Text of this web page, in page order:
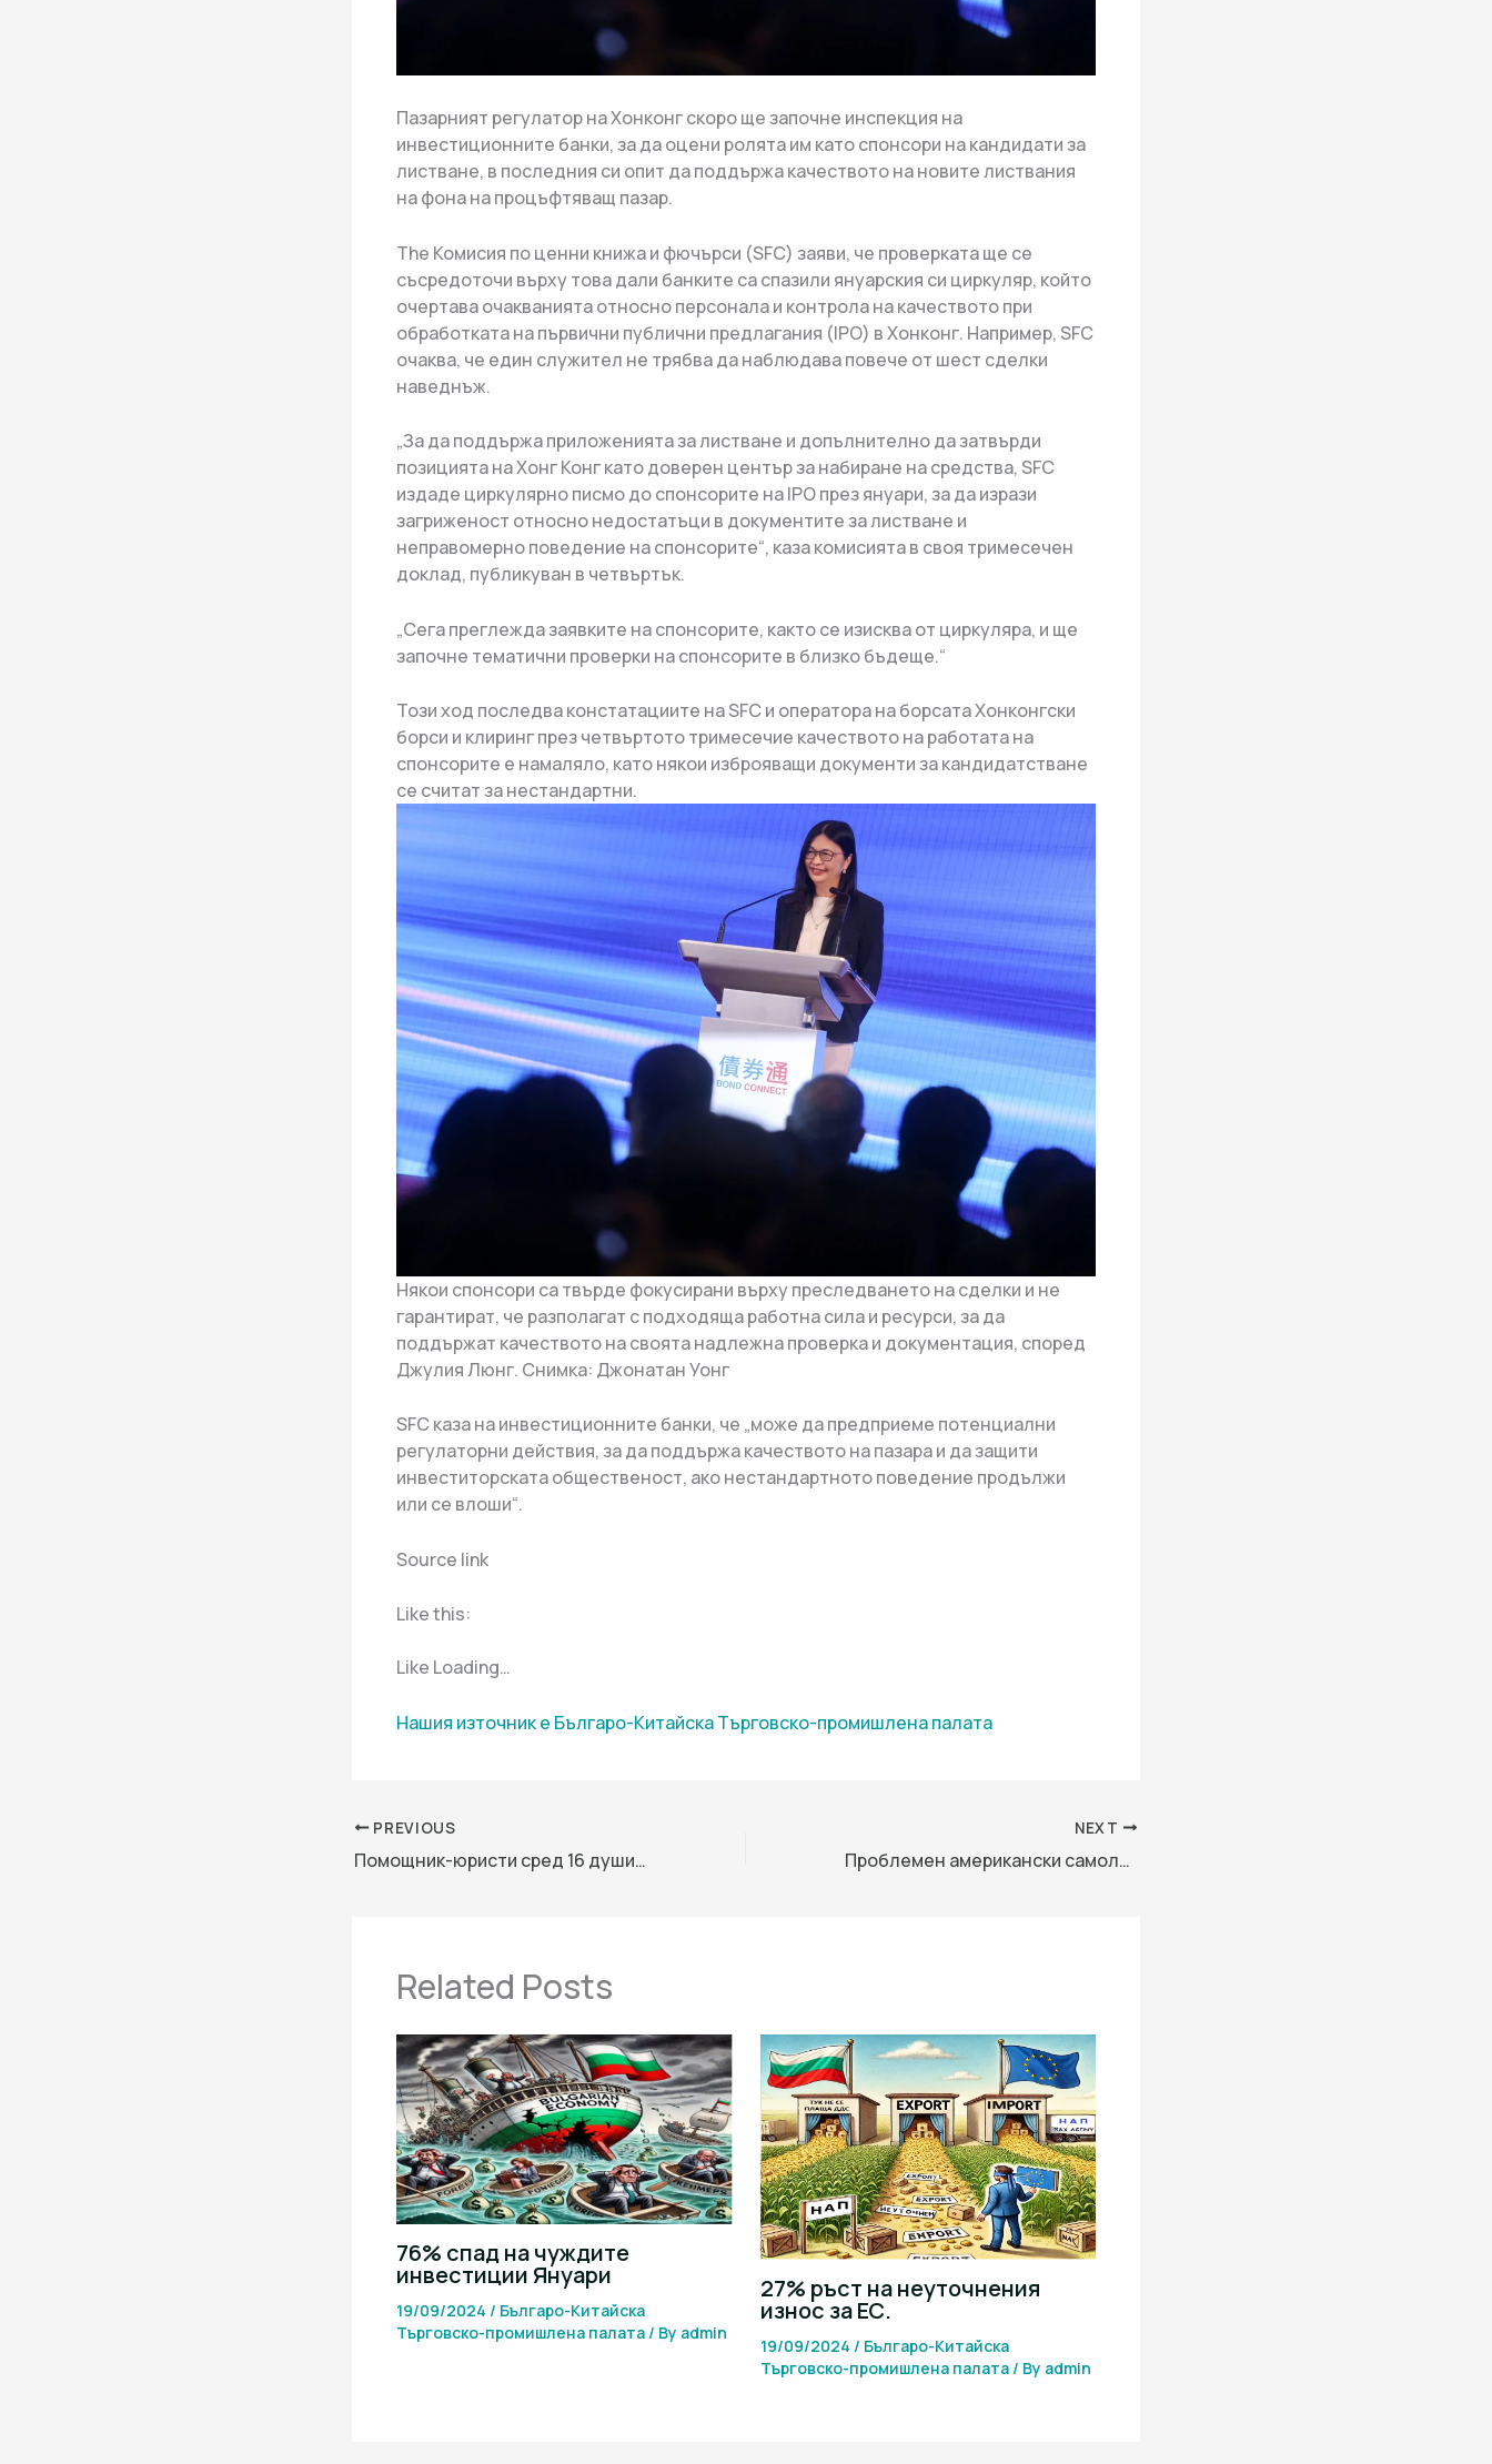
Пазарният регулатор на Хонконг скоро ще започне инспекция на
инвестиционните банки, за да оцени ролята им като спонсори на кандидати за
листване, в последния си опит да поддържа качеството на новите листвания
на фона на процъфтяващ пазар.
The Комисия по ценни книжа и фючърси (SFC) заяви, че проверката ще се
съсредоточи върху това дали банките са спазили януарския си циркуляр, който
очертава очакванията относно персонала и контрола на качеството при
обработката на първични публични предлагания (IPO) в Хонконг. Например, SFC
очаква, че един служител не трябва да наблюдава повече от шест сделки
наведнъж.
„За да поддържа приложенията за листване и допълнително да затвърди
позицията на Хонг Конг като доверен център за набиране на средства, SFC
издаде циркулярно писмо до спонсорите на IPO през януари, за да изрази
загриженост относно недостатъци в документите за листване и
неправомерно поведение на спонсорите“, каза комисията в своя тримесечен
доклад, публикуван в четвъртък.
„Сега преглежда заявките на спонсорите, както се изисква от циркуляра, и ще
започне тематични проверки на спонсорите в близко бъдеще.“
Този ход последва констатациите на SFC и оператора на борсата Хонконгски
борси и клиринг през четвъртото тримесечие качеството на работата на
спонсорите е намаляло, като някои изброяващи документи за кандидатстване
се считат за нестандартни.
Някои спонсори са твърде фокусирани върху преследването на сделки и не
гарантират, че разполагат с подходяща работна сила и ресурси, за да
поддържат качеството на своята надлежна проверка и документация, според
Джулия Люнг. Снимка: Джонатан Уонг
SFC каза на инвестиционните банки, че „може да предприеме потенциални
регулаторни действия, за да поддържа качеството на пазара и да защити
инвеститорската общественост, ако нестандартното поведение продължи
или се влоши“.
Source link
Like this:
Like Loading…
Нашия източник е Българо-Китайска Търговско-промишлена палaта
PREVIOUS
Помощник-юристи сред 16 души, арестувани за измами „срив за пари“ в Хонконг
NEXT
Проблемен американски самолетоносач се отдалечава от Иран. Отразява ли по-големи проблеми?
Related Posts
76% спад на чуждите
инвестиции Януари
19/09/2024 / Българо-Китайска
Търговско-промишлена палaта / By admin
27% ръст на неуточнения
износ за ЕС.
19/09/2024 / Българо-Китайска
Търговско-промишлена палaта/ By admin